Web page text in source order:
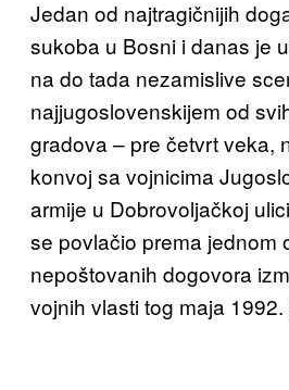
Jedan od najtragičnijih
sukoba u Bosni i danas je
na do tada nezamislive
najjugoslovenskijem od
gradova – pre četvrt veka,
konvoj sa vojnicima
armije u Dobrovoljačkoj
se povlačio prema jednom
nepoštovanih dogovora
vojnih vlasti tog maja